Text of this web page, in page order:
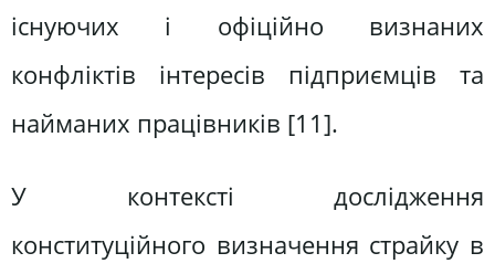
існуючих і офіційно визнаних
конфліктів інтересів підприємців та
найманих працівників [11].
У контексті дослідження
конституційного визначення страйку в